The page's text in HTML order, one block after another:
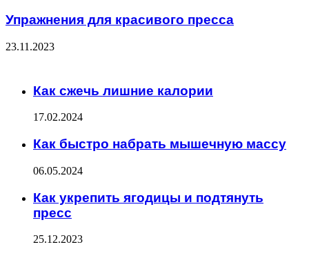
Упражнения для красивого пресса
23.11.2023
Как сжечь лишние калории
17.02.2024
Как быстро набрать мышечную массу
06.05.2024
Как укрепить ягодицы и подтянуть
пресс
25.12.2023